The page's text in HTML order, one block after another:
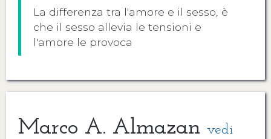
La differenza tra l'amore e il sesso, è
che il sesso allevia le tensioni e
l'amore le provoca
Marco A. Almazan vedi